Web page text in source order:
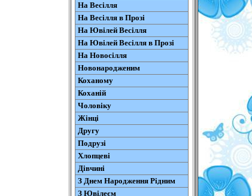
На Весілля
На Весілля в Прозі
На Ювілей Весілля
На Ювілей Весілля в Прозі
На Новосілля
Новонародженим
Коханому
Коханій
Чоловіку
Жінці
Другу
Подрузі
Хлопцеві
Дівчині
З Днем Народження Рідним
З Ювілеєм